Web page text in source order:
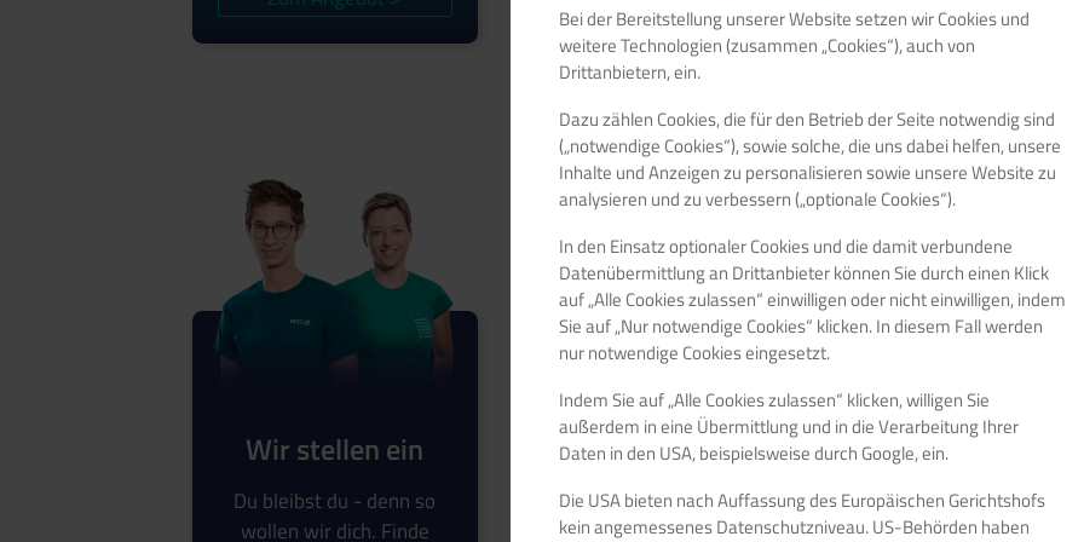
Wir stellen ein
Du bleibst du - denn so
wollen wir dich. Finde
Gibsudo -sein, um Root-Rechte zu erhalten.
Gib dein Passwort ein und drücke
.
apt update -y && apt upgrade -y
install -y cifs-utils keyutilsein, um
Falls ein rosafarbenes Fenster erscheint, drücke
Schritt 3 - SMB-Share
Gibnano /etc/systemd/system/smb-
eine neue systemd-Dienstdatei zu erstellen.
Füge den folgenden Code in diese Datei ein:
[ Unit]
Description=Automatically connect to SMB share
[Service]
Bei der Bereitstellung unserer Website setzen wir Cookies und
weitere Technologien (zusammen „Cookies“), auch von
Drittanbietern, ein.
Dazu zählen Cookies, die für den Betrieb der Seite notwendig sind
(„notwendige Cookies“), sowie solche, die uns dabei helfen, unsere
Inhalte und Anzeigen zu personalisieren sowie unsere Website zu
analysieren und zu verbessern („optionale Cookies“).
In den Einsatz optionaler Cookies und die damit verbundene
Datenübermittlung an Drittanbieter können Sie durch einen Klick
auf „Alle Cookies zulassen“ einwilligen oder nicht einwilligen, indem
Sie auf „Nur notwendige Cookies“ klicken. In diesem Fall werden
nur notwendige Cookies eingesetzt.
Indem Sie auf „Alle Cookies zulassen“ klicken, willigen Sie
außerdem in eine Übermittlung und in die Verarbeitung Ihrer
Daten in den USA, beispielsweise durch Google, ein.
Die USA bieten nach Auffassung des Europäischen Gerichtshofs
kein angemessenes Datenschutzniveau. US-Behörden haben